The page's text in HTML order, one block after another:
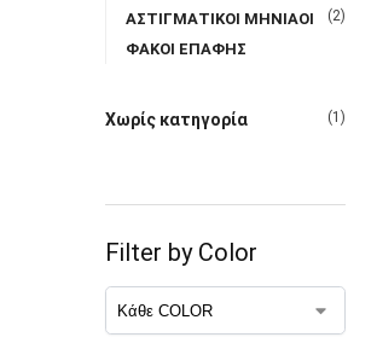
ΑΣΤΙΓΜΑΤΙΚΟΙ ΜΗΝΙΑΟΙ
ΦΑΚΟΙ ΕΠΑΦΗΣ
(2)
Χωρίς κατηγορία (1)
Filter by Color